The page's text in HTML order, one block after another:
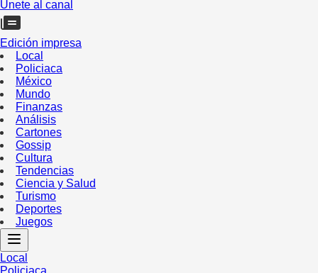
Únete al canal
Edición impresa
Local
Policiaca
México
Mundo
Finanzas
Análisis
Cartones
Gossip
Cultura
Tendencias
Ciencia y Salud
Turismo
Deportes
Juegos
Local
Policiaca